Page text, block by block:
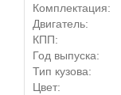
Комплектация:
Двигатель:
КПП:
Год выпуска:
Тип кузова:
Цвет: